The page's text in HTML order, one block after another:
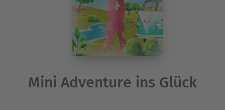
Mini Adventure ins Glück